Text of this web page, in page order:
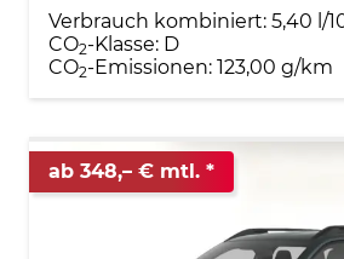
Verbrauch kombiniert: 5,40 l/
CO2-Klasse: D
CO2-Emissionen: 123,00 g/km
ab 348,– € mtl.